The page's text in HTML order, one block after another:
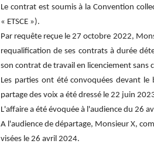
Le contrat est soumis à la Convention
« ETSCE »).
Par requête reçue le 27 octobre 2022,
requalification de ses contrats à durée
son contrat de travail en licenciement sans
Les parties ont été convoquées devant
partage des voix a été dressé le 22 juin
L'affaire a été évoquée à l'audience du 26
A l'audience de départage, Monsieur X,
visées le 26 avril 2024.